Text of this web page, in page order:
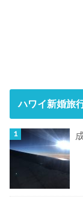
ハワイ新婚旅